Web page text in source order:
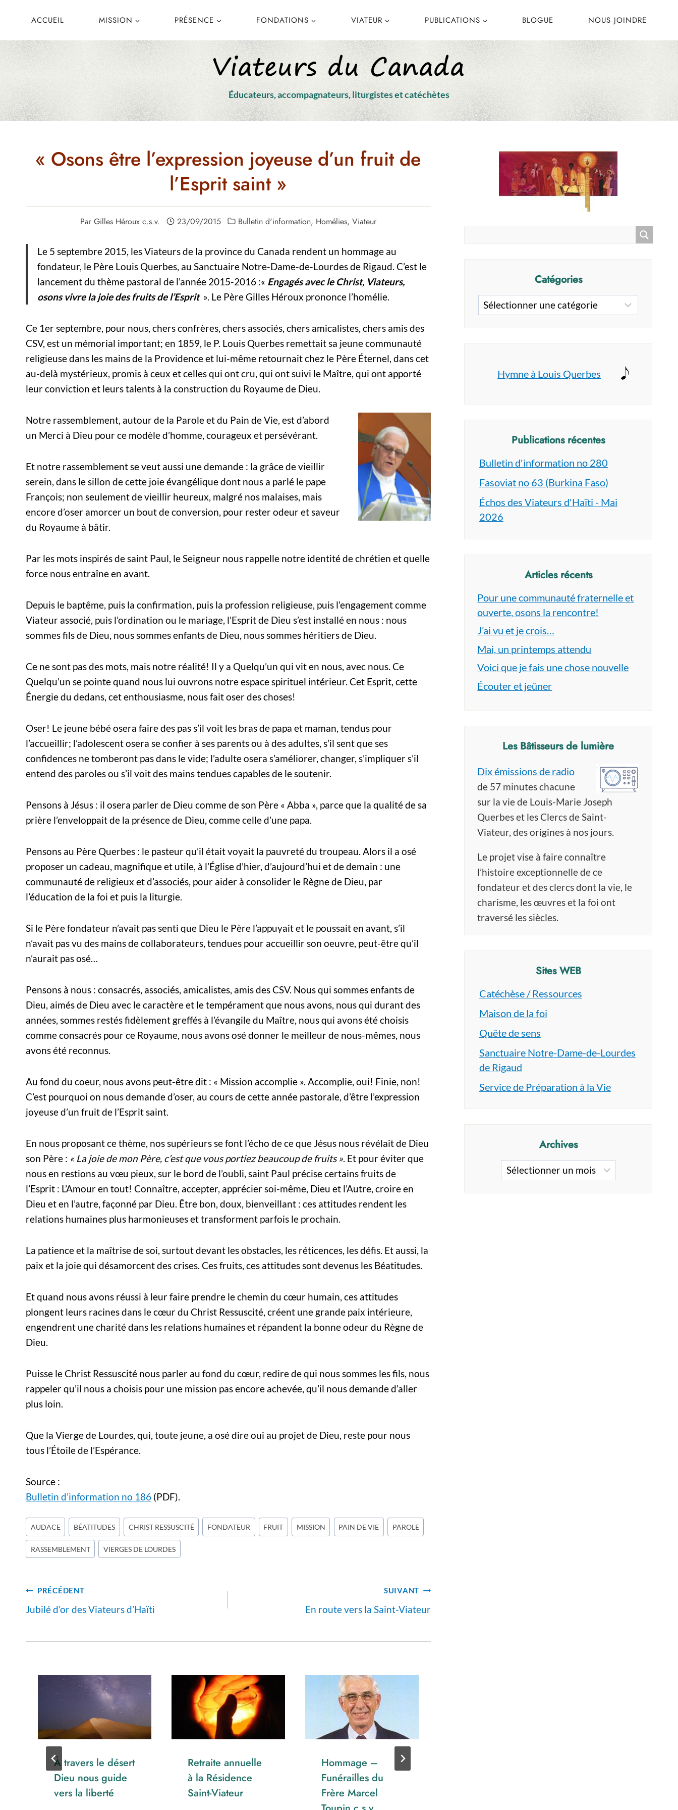
ACCUEIL MISSION PRÉSENCE FONDATIONS VIATEUR PUBLICATIONS BLOGUE NOUS JOINDRE
Éducateurs, accompagnateurs, liturgistes et catéchètes
« Osons être l’expression joyeuse d’un fruit de
l’Esprit saint »
ParGilles Héroux c.s.v. 23/09/2015 Bulletin d'information, Homélies, Viateur
Le 5 septembre 2015, les Viateurs de la province du Canada rendent un hommage au
fondateur, le Père Louis Querbes, au Sanctuaire Notre-Dame-de-Lourdes de Rigaud. C’est le
lancement du thème pastoral de l’année 2015-2016 :« Engagés avec le Christ, Viateurs,
osons vivre la joie des fruits de l’Esprit ». Le Père Gilles Héroux prononce l’homélie.
Ce 1er septembre, pour nous, chers confrères, chers associés, chers amicalistes, chers amis des
CSV, est un mémorial important; en 1859, le P. Louis Querbes remettait sa jeune communauté
religieuse dans les mains de la Providence et lui-même retournait chez le Père Éternel, dans cet
au-delà mystérieux, promis à ceux et celles qui ont cru, qui ont suivi le Maître, qui ont apporté
leur conviction et leurs talents à la construction du Royaume de Dieu.
Notre rassemblement, autour de la Parole et du Pain de Vie, est d’abord
un Merci à Dieu pour ce modèle d’homme, courageux et persévérant.
Et notre rassemblement se veut aussi une demande : la grâce de vieillir
serein, dans le sillon de cette joie évangélique dont nous a parlé le pape
François; non seulement de vieillir heureux, malgré nos malaises, mais
encore d’oser amorcer un bout de conversion, pour rester odeur et saveur
du Royaume à bâtir.
Par les mots inspirés de saint Paul, le Seigneur nous rappelle notre identité de chrétien et quelle
force nous entraîne en avant.
Depuis le baptême, puis la confirmation, puis la profession religieuse, puis l’engagement comme
Viateur associé, puis l’ordination ou le mariage, l’Esprit de Dieu s’est installé en nous : nous
sommes fils de Dieu, nous sommes enfants de Dieu, nous sommes héritiers de Dieu.
Ce ne sont pas des mots, mais notre réalité! Il y a Quelqu’un qui vit en nous, avec nous. Ce
Quelqu’un se pointe quand nous lui ouvrons notre espace spirituel intérieur. Cet Esprit, cette
Énergie du dedans, cet enthousiasme, nous fait oser des choses!
Oser! Le jeune bébé osera faire des pas s’il voit les bras de papa et maman, tendus pour
l’accueillir; l’adolescent osera se confier à ses parents ou à des adultes, s’il sent que ses
confidences ne tomberont pas dans le vide; l’adulte osera s’améliorer, changer, s’impliquer s’il
entend des paroles ou s’il voit des mains tendues capables de le soutenir.
Pensons à Jésus : il osera parler de Dieu comme de son Père « Abba », parce que la qualité de sa
prière l’enveloppait de la présence de Dieu, comme celle d’une papa.
Pensons au Père Querbes : le pasteur qu’il était voyait la pauvreté du troupeau. Alors il a osé
proposer un cadeau, magnifique et utile, à l’Église d’hier, d’aujourd’hui et de demain : une
communauté de religieux et d’associés, pour aider à consolider le Règne de Dieu, par
l’éducation de la foi et puis la liturgie.
Si le Père fondateur n’avait pas senti que Dieu le Père l’appuyait et le poussait en avant, s’il
n’avait pas vu des mains de collaborateurs, tendues pour accueillir son oeuvre, peut-être qu’il
n’aurait pas osé…
Pensons à nous : consacrés, associés, amicalistes, amis des CSV. Nous qui sommes enfants de
Dieu, aimés de Dieu avec le caractère et le tempérament que nous avons, nous qui durant des
années, sommes restés fidèlement greffés à l’évangile du Maître, nous qui avons été choisis
comme consacrés pour ce Royaume, nous avons osé donner le meilleur de nous-mêmes, nous
avons été reconnus.
Au fond du coeur, nous avons peut-être dit : « Mission accomplie ». Accomplie, oui! Finie, non!
C’est pourquoi on nous demande d’oser, au cours de cette année pastorale, d’être l’expression
joyeuse d’un fruit de l’Esprit saint.
En nous proposant ce thème, nos supérieurs se font l’écho de ce que Jésus nous révélait de Dieu
son Père : « La joie de mon Père, c’est que vous portiez beaucoup de fruits ». Et pour éviter que
nous en restions au vœu pieux, sur le bord de l’oubli, saint Paul précise certains fruits de
l’Esprit : L’Amour en tout! Connaître, accepter, apprécier soi-même, Dieu et l’Autre, croire en
Dieu et en l’autre, façonné par Dieu. Être bon, doux, bienveillant : ces attitudes rendent les
relations humaines plus harmonieuses et transforment parfois le prochain.
La patience et la maîtrise de soi, surtout devant les obstacles, les réticences, les défis. Et aussi, la
paix et la joie qui désamorcent des crises. Ces fruits, ces attitudes sont devenus les Béatitudes.
Et quand nous avons réussi à leur faire prendre le chemin du cœur humain, ces attitudes
plongent leurs racines dans le cœur du Christ Ressuscité, créent une grande paix intérieure,
engendrent une charité dans les relations humaines et répandent la bonne odeur du Règne de
Dieu.
Puisse le Christ Ressuscité nous parler au fond du cœur, redire de qui nous sommes les fils, nous
rappeler qu’il nous a choisis pour une mission pas encore achevée, qu’il nous demande d’aller
plus loin.
Que la Vierge de Lourdes, qui, toute jeune, a osé dire oui au projet de Dieu, reste pour nous
tous l’Étoile de l’Espérance.
Source :
Bulletin d’information no 186 (PDF).
Étiquettes
de
la
AUDACE BÉATITUDES CHRIST RESSUSCITÉ FONDATEUR FRUIT MISSION PAIN DE VIE PAROLE
RASSEMBLEMENT VIERGES DE LOURDES
Navigation
de
PRÉCÉDENT
Jubilé d’or des Viateurs d’Haïti
SUIVANT
En route vers la Saint-Viateur
À travers le désert
Dieu nous guide
vers la liberté
Retraite annuelle
à la Résidence
Saint-Viateur
Hommage –
Funérailles du
Frère Marcel
Catégories
Catégories
Hymne à Louis Querbes
Publications récentes
Bulletin d'information no 280
Fasoviat no 63 (Burkina Faso)
Échos des Viateurs d'Haïti - Mai
2026
Articles récents
Pour une communauté fraternelle et
ouverte, osons la rencontre!
J’ai vu et je crois…
Mai, un printemps attendu
Voici que je fais une chose nouvelle
Écouter et jeûner
Les Bâtisseurs de lumière
Dix émissions de radio
de 57 minutes chacune
sur la vie de Louis-Marie Joseph
Querbes et les Clercs de Saint-
Viateur, des origines à nos jours.
Le projet vise à faire connaître
l’histoire exceptionnelle de ce
fondateur et des clercs dont la vie, le
charisme, les œuvres et la foi ont
traversé les siècles.
Sites WEB
Catéchèse / Ressources
Maison de la foi
Quête de sens
Sanctuaire Notre-Dame-de-Lourdes
de Rigaud
Service de Préparation à la Vie
Archives
Archives